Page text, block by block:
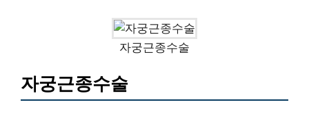
자궁근종수술
자궁근종수술